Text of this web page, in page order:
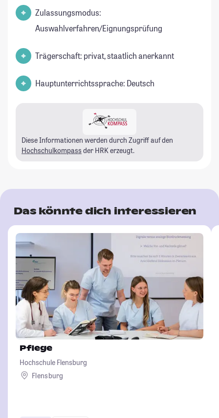
Zulassungsmodus:
Auswahlverfahren/Eignungsprüfung
Trägerschaft: privat, staatlich anerkannt
Hauptunterrichtssprache: Deutsch
Diese Informationen werden durch Zugriff auf den
Hochschulkompass der HRK erzeugt.
Das könnte dich interessieren
Pflege
Hochschule Flensburg
Flensburg